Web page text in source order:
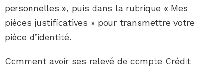
personnelles », puis dans la rubrique « Mes
pièces justificatives » pour transmettre votre
pièce d’identité.
Comment avoir ses relevé de compte Crédit